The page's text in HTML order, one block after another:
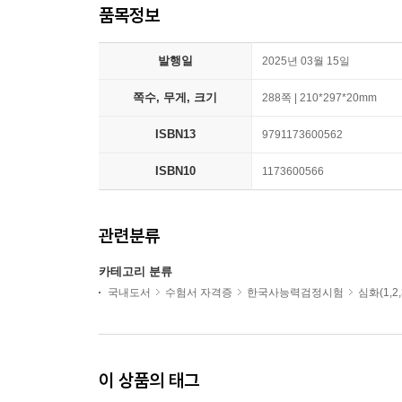
품목정보
발행일 2025년 03월 15일
쪽수, 무게, 크기 288쪽 | 210*297*20mm
ISBN13 9791173600562
ISBN10 1173600566
관련분류
카테고리 분류
국내도서 수험서 자격증 한국사능력검정시험 심화
이 상품의 태그